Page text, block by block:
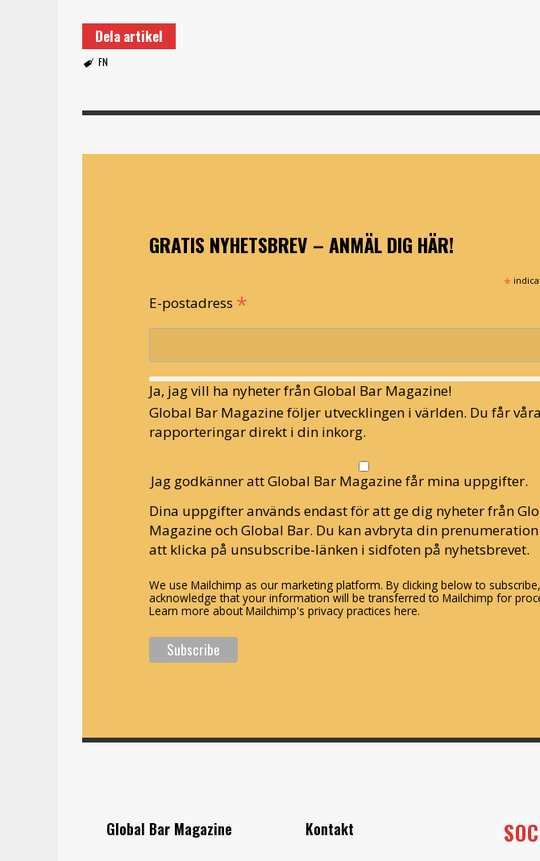
Dela artikel
FN
GRATIS NYHETSBREV – ANMÄL DIG HÄR!
*
E-postadress *
Ja, jag vill ha nyheter från Global Bar Magazine!
Global Bar Magazine följer utvecklingen i världen. Du får
rapporteringar direkt i din inkorg.
Jag godkänner att Global Bar Magazine får mina uppgifter.
Dina uppgifter används endast för att ge dig nyheter från
Magazine och Global Bar. Du kan avbryta din
att klicka på unsubscribe-länken i sidfoten på nyhetsbrevet.
We use Mailchimp as our marketing platform. By clicking below to
acknowledge that your information will be transferred to Mailchimp for
Learn more about Mailchimp's privacy practices here.
Global Bar Magazine Kontakt